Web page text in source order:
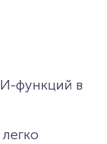
функций в